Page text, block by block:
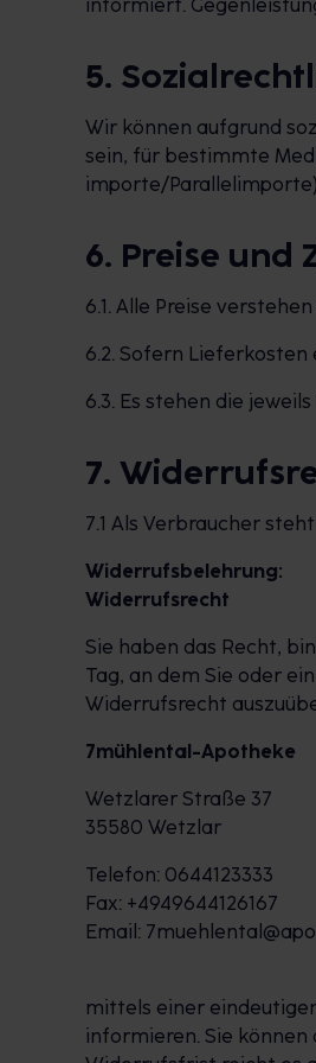
informiert.
5.
Wir können aufgrund
sein, für bestimmte
importe/
6. Preise und
6.1. Alle Preise
6.2. Sofern
6.3. Es stehen die
7.
7.1 Als Verbraucher
Widerrufsbelehrung:
Widerrufsrecht
Sie haben das Recht,
Tag, an dem Sie oder
Widerrufsrecht
7mühlental-Apotheke
Wetzlarer Straße 37
35580 Wetzlar
Telefon: 0644123333
Fax: +4949644126167
Email:
mittels einer
informieren. Sie